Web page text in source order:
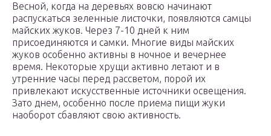
Весной, когда на деревьях вовсю начинают
распускаться зеленные листочки, появляются самцы
майских жуков. Через 7-10 дней к ним
присоединяются и самки. Многие виды майских
жуков особенно активны в ночное и вечернее
время. Некоторые хрущи активно летают и в
утренние часы перед рассветом, порой их
привлекают искусственные источники освещения.
Зато днем, особенно после приема пищи жуки
наоборот сбавляют свою активность.